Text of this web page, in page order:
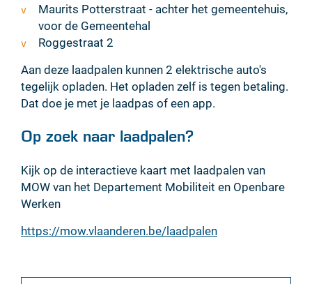
Maurits Potterstraat - achter het gemeentehuis,
voor de Gemeentehal
Roggestraat 2
Aan deze laadpalen kunnen 2 elektrische auto's
tegelijk opladen. Het opladen zelf is tegen betaling.
Dat doe je met je laadpas of een app.
Op zoek naar laadpalen?
Kijk op de interactieve kaart met laadpalen van
MOW van het Departement Mobiliteit en Openbare
Werken
https://mow.vlaanderen.be/laadpalen